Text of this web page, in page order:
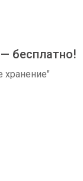
бесплатно!
хранение"